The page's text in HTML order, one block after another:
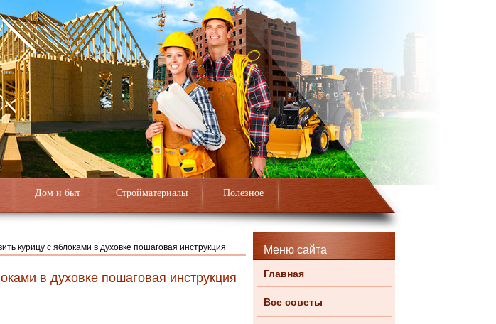
Дом и быт Стройматериалы Полезное
Меню сайта
Главная
Все советы
курицу с яблоками в духовке пошаговая инструкция
в духовке пошаговая инструкция